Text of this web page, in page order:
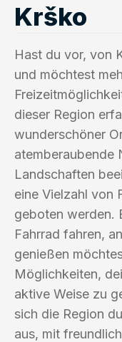
Krško
Hast du vor, von
und möchtest
dieser Region
wunderschöner
atemberaubende
Landschaften
eine Vielzahl von
geboten werden.
Fahrrad fahren,
genießen
Möglichkeiten,
aktive Weise zu
sich die Region
aus, mit